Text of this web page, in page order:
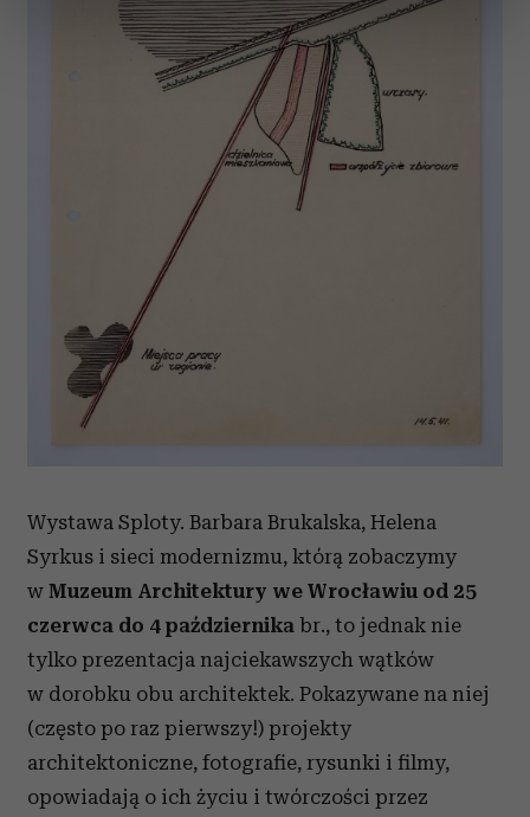
sekcji szczegółów. W Deklaracji plików cookie możesz
zmienić lub wycofać swoją zgodę w dowolnej chwili.
Wykorzystujemy pliki cookie do spersonalizowania treści
i reklam, aby oferować funkcje społecznościowe i
analizować ruch w naszej witrynie. Informacje o tym, jak
korzystasz z naszej witryny, udostępniamy partnerom
społecznościowym, reklamowym i analitycznym.
Partnerzy mogą połączyć te informacje z innymi danymi
otrzymanymi od Ciebie lub uzyskanymi podczas
korzystania z ich usług.
Wystawa Sploty. Barbara Brukalska, Helena
Syrkus i sieci modernizmu, którą zobaczymy
w Muzeum Architektury we Wrocławiu od 25
czerwca do 4 października br., to jednak nie
tylko prezentacja najciekawszych wątków
w dorobku obu architektek. Pokazywane na niej
(często po raz pierwszy!) projekty
architektoniczne, fotografie, rysunki i filmy,
opowiadają o ich życiu i twórczości przez